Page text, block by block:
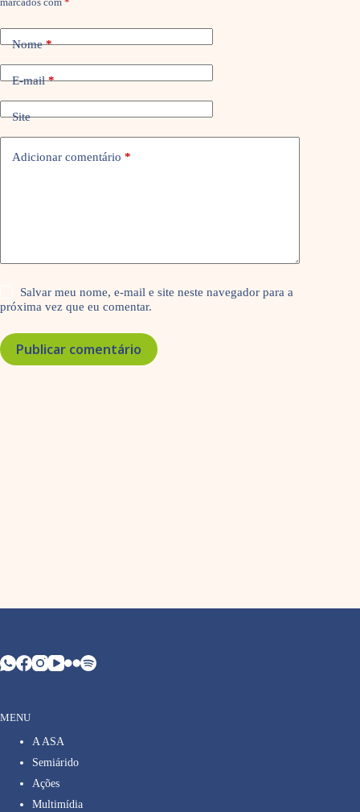
Nome*
E-mail*
Site
Adicionar comentário *
Salvar meu nome, e-mail e site neste navegador para a
próxima vez que eu comentar.
Publicar comentário
MENU
A ASA
Semiárido
Ações
Multimídia